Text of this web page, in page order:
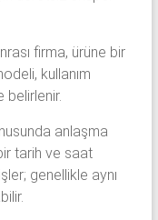
firma, ürüne bir
kullanım
anlaşma
tarih ve saat
genellikle aynı